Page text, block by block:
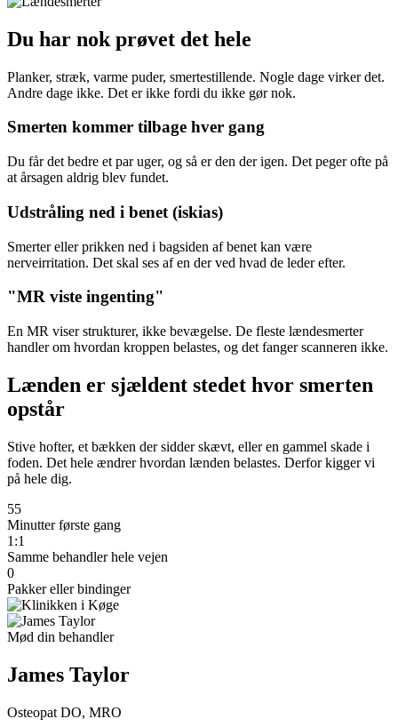
Du har nok prøvet det hele
Planker, stræk, varme puder, smertestillende. Nogle dage virker det.
Andre dage ikke. Det er ikke fordi du ikke gør nok.
Smerten kommer tilbage hver gang
Du får det bedre et par uger, og så er den der igen. Det peger ofte på
at årsagen aldrig blev fundet.
Udstråling ned i benet (iskias)
Smerter eller prikken ned i bagsiden af benet kan være
nerveirritation. Det skal ses af en der ved hvad de leder efter.
"MR viste ingenting"
En MR viser strukturer, ikke bevægelse. De fleste lændesmerter
handler om hvordan kroppen belastes, og det fanger scanneren ikke.
Lænden er sjældent stedet hvor smerten
opstår
Stive hofter, et bækken der sidder skævt, eller en gammel skade i
foden. Det hele ændrer hvordan lænden belastes. Derfor kigger vi
på hele dig.
55
Minutter første gang
1:1
Samme behandler hele vejen
0
Pakker eller bindinger
Mød din behandler
James Taylor
Osteopat DO, MRO